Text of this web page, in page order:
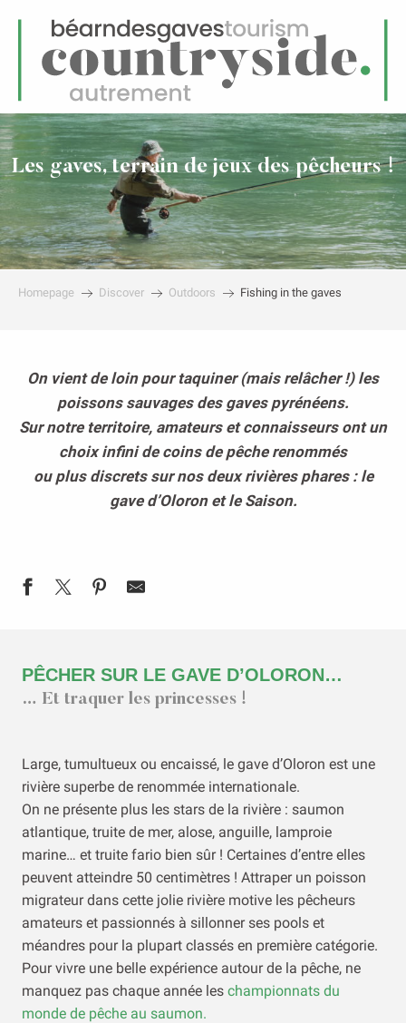
Menu
Les gaves, terrain de jeux des pêcheurs !
Homepage Discover Outdoors Fishing in the gaves
On vient de loin pour taquiner (mais relâcher !) les
poissons sauvages des gaves pyrénéens.
Sur notre territoire, amateurs et connaisseurs ont un
choix infini de coins de pêche renommés
ou plus discrets sur nos deux rivières phares : le
gave d’Oloron et le Saison.
PÊCHER SUR LE GAVE D’OLORON…
… Et traquer les princesses !
Large, tumultueux ou encaissé, le gave d’Oloron est une
rivière superbe de renommée internationale.
On ne présente plus les stars de la rivière : saumon
atlantique, truite de mer, alose, anguille, lamproie
marine… et truite fario bien sûr ! Certaines d’entre elles
peuvent atteindre 50 centimètres ! Attraper un poisson
migrateur dans cette jolie rivière motive les pêcheurs
amateurs et passionnés à sillonner ses pools et
méandres pour la plupart classés en première catégorie.
Pour vivre une belle expérience autour de la pêche, ne
manquez pas chaque année les championnats du
monde de pêche au saumon.